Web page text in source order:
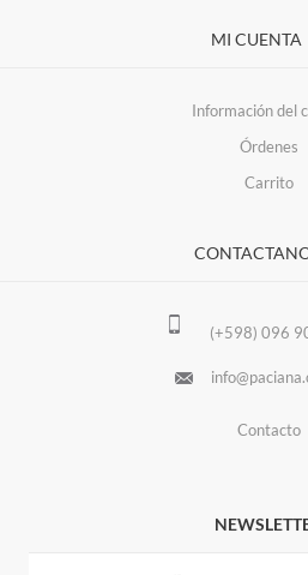
MI CUENTA
Información del
Órdenes
Carrito
(+598) 096
Contacto